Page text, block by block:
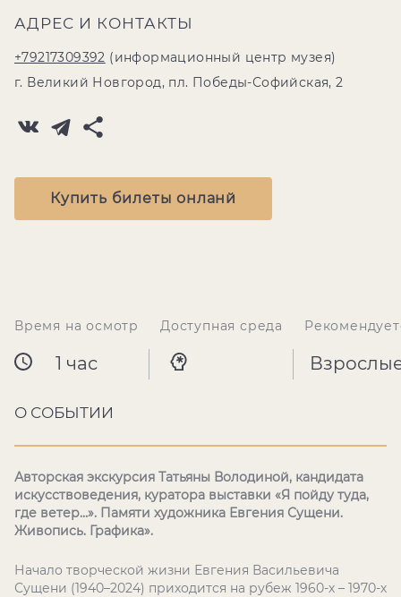
АДРЕС И КОНТАКТЫ
+79217309392 (информационный центр музея)
г. Великий Новгород, пл. Победы-Софийская, 2
Купить билеты онланй
Время на осмотр
1 час
Доступная среда
О СОБЫТИИ
Авторская экскурсия Татьяны Володиной, кандидата
искусствоведения, куратора выставки «Я пойду туда,
где ветер…». Памяти художника Евгения Сущени.
Живопись. Графика».
Начало творческой жизни Евгения Васильевича
Сущени (1940–2024) приходится на рубеж 1960-х – 1970-х